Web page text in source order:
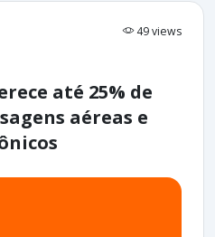
49 views
até 25% de
aéreas e